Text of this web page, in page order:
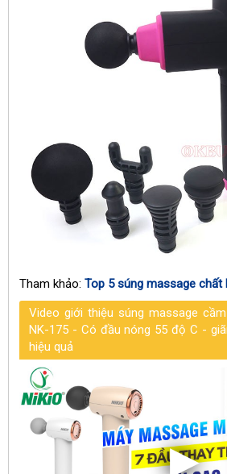
Tham khảo: Top 5 súng massage chất
Video giới thiệu súng massage
NK-175 - Có đầu nóng 55 độ C -
hiệu quả